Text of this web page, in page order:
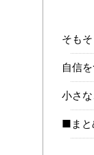
そも
自信
小さ
■まと